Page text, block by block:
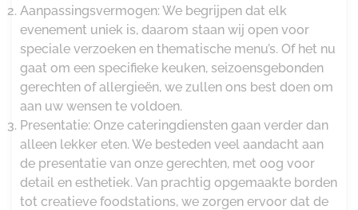
Aanpassingsvermogen: We begrijpen dat elk
evenement uniek is, daarom staan wij open voor
speciale verzoeken en thematische menu’s. Of het nu
gaat om een specifieke keuken, seizoensgebonden
gerechten of allergieën, we zullen ons best doen om
aan uw wensen te voldoen.
Presentatie: Onze cateringdiensten gaan verder dan
alleen lekker eten. We besteden veel aandacht aan
de presentatie van onze gerechten, met oog voor
detail en esthetiek. Van prachtig opgemaakte borden
tot creatieve foodstations, we zorgen ervoor dat de